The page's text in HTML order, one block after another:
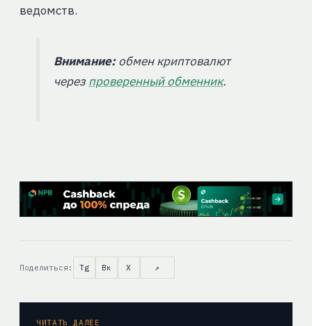
ведомств.
Внимание:обмен криптовалют
через проверенный обменник.
Поделиться: Tg Вк X ↗
ЧИТАТЬ ДАЛЕЕ